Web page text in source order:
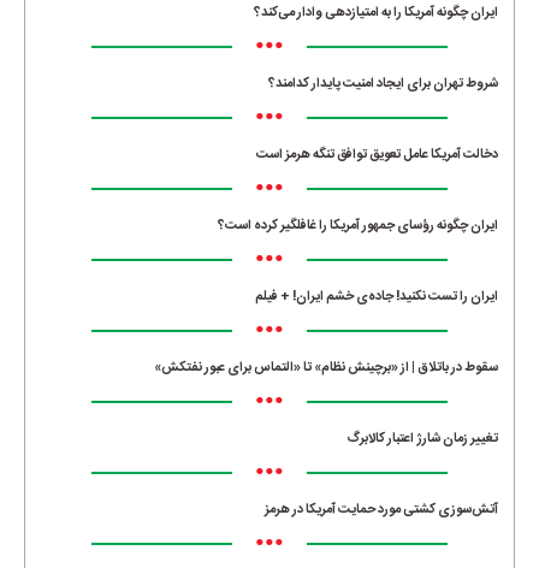
ایران چگونه آمریکا را به امتیازدهی وادار می‌کند؟
•••
شروط تهران برای ایجاد امنیت پایدار کدامند؟
•••
دخالت آمریکا عامل تعویق توافق تنگه هرمز است
•••
ایران چگونه رؤسای جمهور آمریکا را غافلگیر کرده است؟
•••
ایران را تست نکنید! جاده‌ی خشم ایران! + فیلم
•••
سقوط در باتلاق | از «برچینش نظام» تا «التماس برای عبور نفتکش»
•••
تغییر زمان شارژ اعتبار کالابرگ
•••
آتش‌سوزی کشتی مورد حمایت آمریکا در هرمز
•••